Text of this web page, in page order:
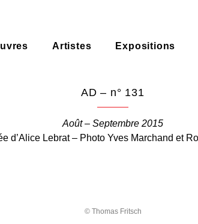
Artistes Expositions
AD – n° 131
Août – Septembre 2015
d’Alice Lebrat – Photo Yves Marchand et
© Thomas Fritsch